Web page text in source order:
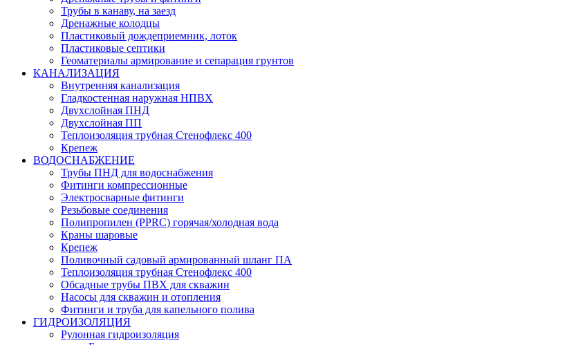
Трубы в канаву, на заезд
Дренажные колодцы
Пластиковый дождеприемник, лоток
Пластиковые септики
Геоматериалы армирование и сепарация грунтов
КАНАЛИЗАЦИЯ
Внутренняя канализация
Гладкостенная наружная НПВХ
Двухслойная ПНД
Двухслойная ПП
Теплоизоляция трубная Стенофлекс 400
Крепеж
ВОДОСНАБЖЕНИЕ
Трубы ПНД для водоснабжения
Фитинги компрессионные
Электросварные фитинги
Резьбовые соединения
Полипропилен (PPRC) горячая/холодная вода
Краны шаровые
Крепеж
Поливочный садовый армированный шланг ПА
Теплоизоляция трубная Стенофлекс 400
Обсадные трубы ПВХ для скважин
Насосы для скважин и отопления
Фитинги и труба для капельного полива
ГИДРОИЗОЛЯЦИЯ
Рулонная гидроизоляция